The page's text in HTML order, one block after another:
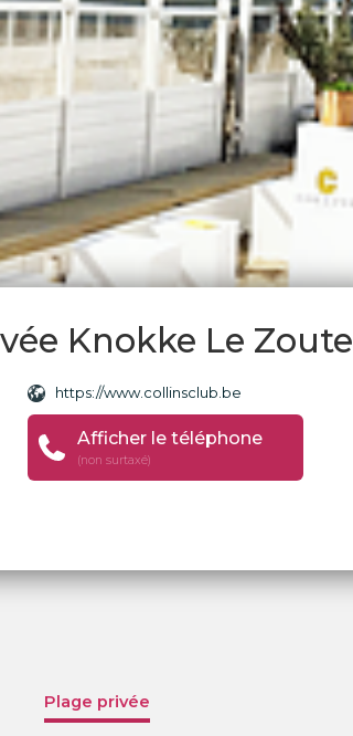
Knokke Le Zoute
https://www.collinsclub.be
Afficher le téléphone
(non surtaxé)
Plage privée